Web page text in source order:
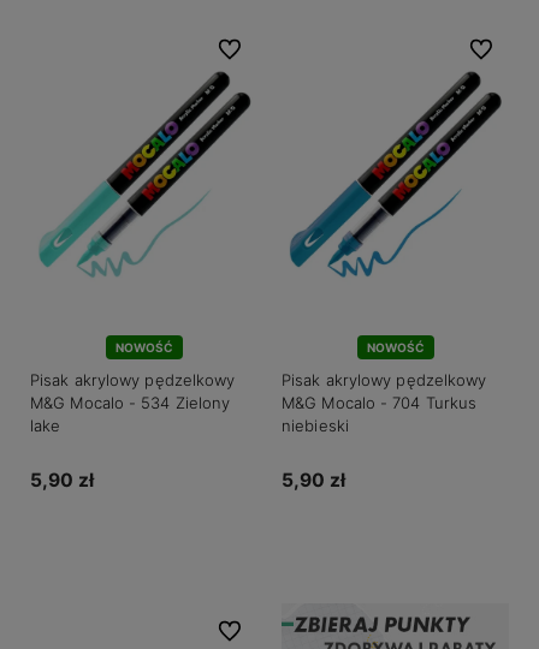
NOWOŚĆ
Pisak akrylowy pędzelkowy
M&G Mocalo - 534 Zielony
lake
5,90 zł
Do ulubionych
NOWOŚĆ
Pisak akrylowy pędzelkowy
M&G Mocalo - 704 Turkus
niebieski
5,90 zł
Do
Do ulubionych